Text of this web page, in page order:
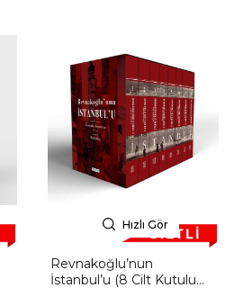
Hızlı Gör
Revnakoğlu’nun
İstanbul’u (8 Cilt Kutulu